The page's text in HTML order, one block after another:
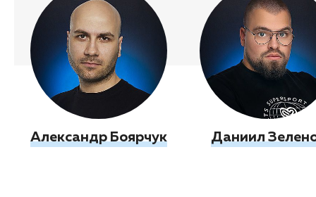
Александр Боярчук Даниил